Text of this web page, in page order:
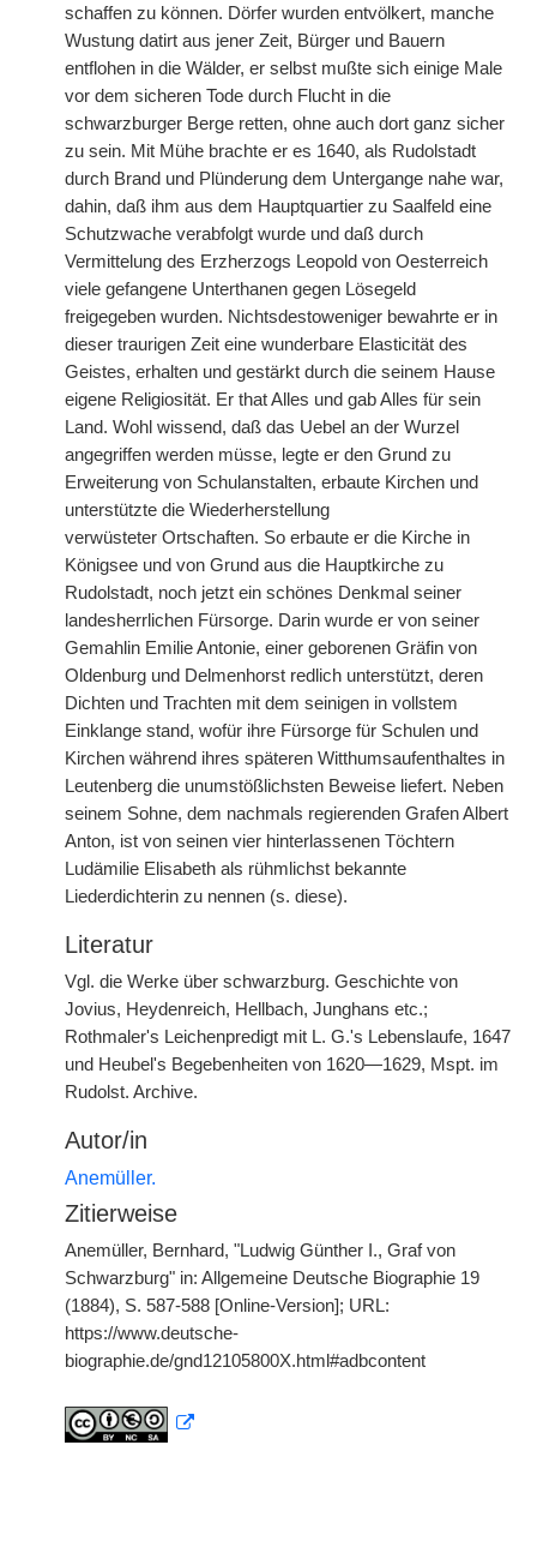
schaffen zu können. Dörfer wurden entvölkert, manche
Wustung datirt aus jener Zeit, Bürger und Bauern
entflohen in die Wälder, er selbst mußte sich einige Male
vor dem sicheren Tode durch Flucht in die
schwarzburger Berge retten, ohne auch dort ganz sicher
zu sein. Mit Mühe brachte er es 1640, als Rudolstadt
durch Brand und Plünderung dem Untergange nahe war,
dahin, daß ihm aus dem Hauptquartier zu Saalfeld eine
Schutzwache verabfolgt wurde und daß durch
Vermittelung des Erzherzogs Leopold von Oesterreich
viele gefangene Unterthanen gegen Lösegeld
freigegeben wurden. Nichtsdestoweniger bewahrte er in
dieser traurigen Zeit eine wunderbare Elasticität des
Geistes, erhalten und gestärkt durch die seinem Hause
eigene Religiosität. Er that Alles und gab Alles für sein
Land. Wohl wissend, daß das Uebel an der Wurzel
angegriffen werden müsse, legte er den Grund zu
Erweiterung von Schulanstalten, erbaute Kirchen und
unterstützte die Wiederherstellung
verwüsteter Ortschaften. So erbaute er die Kirche in
Königsee und von Grund aus die Hauptkirche zu
Rudolstadt, noch jetzt ein schönes Denkmal seiner
landesherrlichen Fürsorge. Darin wurde er von seiner
Gemahlin Emilie Antonie, einer geborenen Gräfin von
Oldenburg und Delmenhorst redlich unterstützt, deren
Dichten und Trachten mit dem seinigen in vollstem
Einklange stand, wofür ihre Fürsorge für Schulen und
Kirchen während ihres späteren Witthumsaufenthaltes in
Leutenberg die unumstößlichsten Beweise liefert. Neben
seinem Sohne, dem nachmals regierenden Grafen Albert
Anton, ist von seinen vier hinterlassenen Töchtern
Ludämilie Elisabeth als rühmlichst bekannte
Liederdichterin zu nennen (s. diese).
Literatur
Vgl. die Werke über schwarzburg. Geschichte von
Jovius, Heydenreich, Hellbach, Junghans etc.;
Rothmaler's Leichenpredigt mit L. G.'s Lebenslaufe, 1647
und Heubel's Begebenheiten von 1620—1629, Mspt. im
Rudolst. Archive.
Autor/in
Anemüller.
Zitierweise
Anemüller, Bernhard, "Ludwig Günther I., Graf von
Schwarzburg" in: Allgemeine Deutsche Biographie 19
(1884), S. 587-588 [Online-Version]; URL:
https://www.deutsche-
biographie.de/gnd12105800X.html#adbcontent